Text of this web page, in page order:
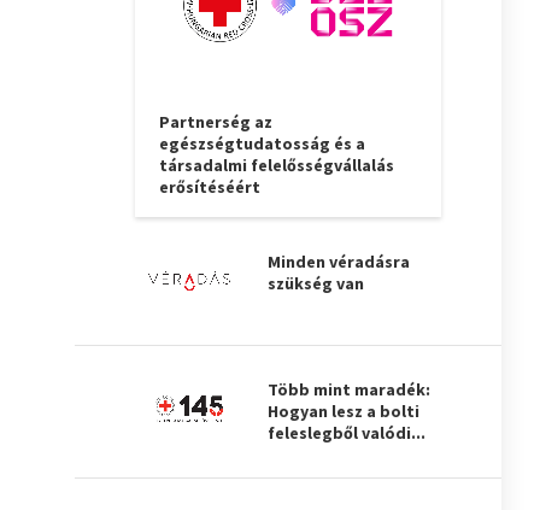
Partnerség az
egészségtudatosság és a
társadalmi felelősségvállalás
erősítéséért
Minden véradásra
szükség van
Több mint maradék:
Hogyan lesz a bolti
feleslegből valódi...